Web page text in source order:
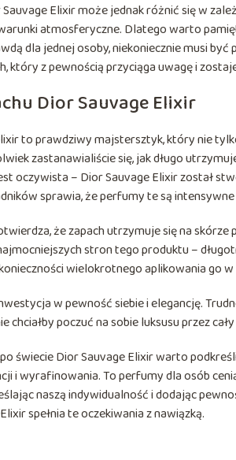
Elixir może jednak różnić się w
atmosferyczne. Dlatego warto
dla jednej osoby, niekoniecznie musi
który z pewnością przyciąga uwagę i
Dior Sauvage Elixir
to prawdziwy majstersztyk, który nie
zastanawialiście się, jak długo
oczywista – Dior Sauvage Elixir został
sprawia, że perfumy te są
że zapach utrzymuje się na skórze
stron tego produktu –
wielokrotnego aplikowania go w
w pewność siebie i elegancję.
chciałby poczuć na sobie luksusu przez
świecie Dior Sauvage Elixir warto
i wyrafinowania. To perfumy dla osób
naszą indywidualność i dodając
spełnia te oczekiwania z nawiązką.